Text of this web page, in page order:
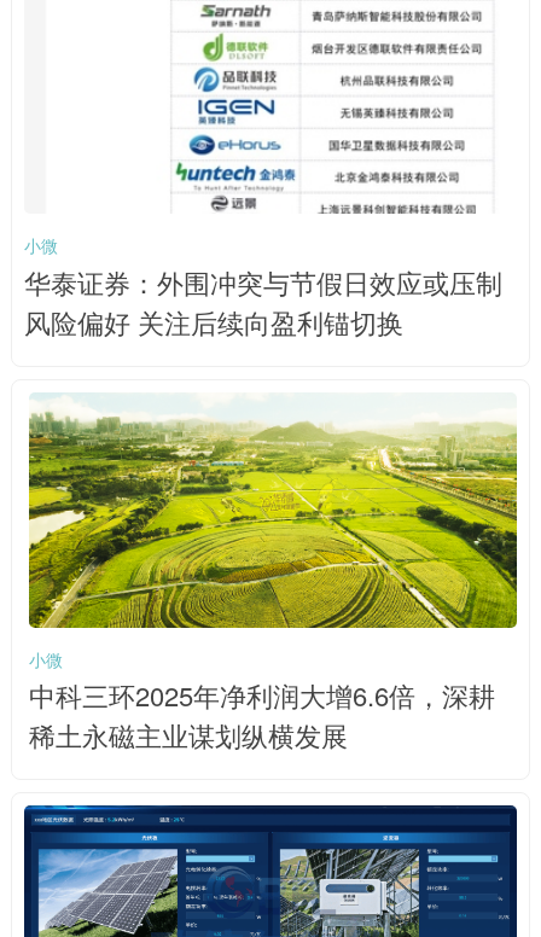
小微
华泰证券：外围冲突与节假日效应或压制
风险偏好 关注后续向盈利锚切换
小微
中科三环2025年净利润大增6.6倍，深耕
稀土永磁主业谋划纵横发展